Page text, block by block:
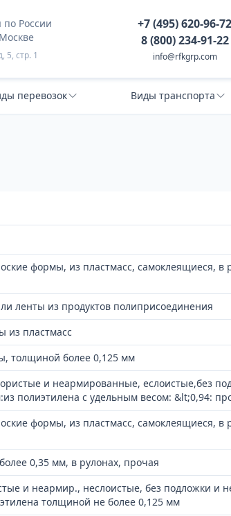
России
5, стр. 1
+7 (495) 620-96-72
8 (800) 234-91-22
info@rfkgrp.com
перевозок Виды транспорта
формы, из пластмасс, самоклеящиеся, в
ленты из продуктов полиприсоединения
из пластмасс
толщиной более 0,125 мм
и неармированные, еслоистые,без
полиэтилена с удельным весом: &lt;0,94:
формы, из пластмасс, самоклеящиеся, в
0,35 мм, в рулонах, прочая
и неармир., неслоистые, без подложки и
толщиной не более 0,125 мм